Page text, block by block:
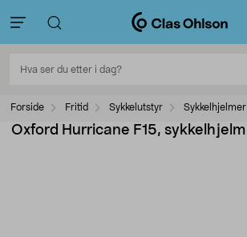
Forside Fritid Sykkelutstyr Sykkelhjelmer
Oxford Hurricane F15, sykkelhjelm